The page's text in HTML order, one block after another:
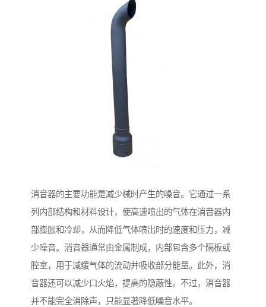
消音器的主要功能是减少械时产生的噪音。它通过一系
列内部结构和材料设计，使高速喷出的气体在消音器内
部膨胀和冷却，从而降低气体喷出时的速度和压力，减
少噪音。消音器通常由金属制成，内部包含多个隔板或
腔室，用于减缓气体的流动并吸收部分能量。此外，消
音器还可以减少口火焰，提高的隐蔽性。不过，消音器
并不能完全消除声，只能显著降低噪音水平。